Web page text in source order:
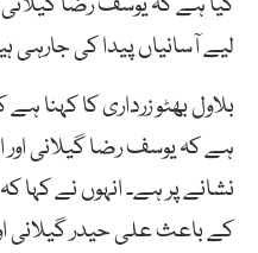
لیے آسانیاں پیدا کی جارہی
بلاول بھٹو زرداری کا کہنا
ہے کہ یوسف رضا گیلانی
نشانے پر ہے۔ انہوں نے
کے باعث علی حیدر گیلانی